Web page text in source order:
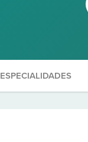
ESPECIALIDADES